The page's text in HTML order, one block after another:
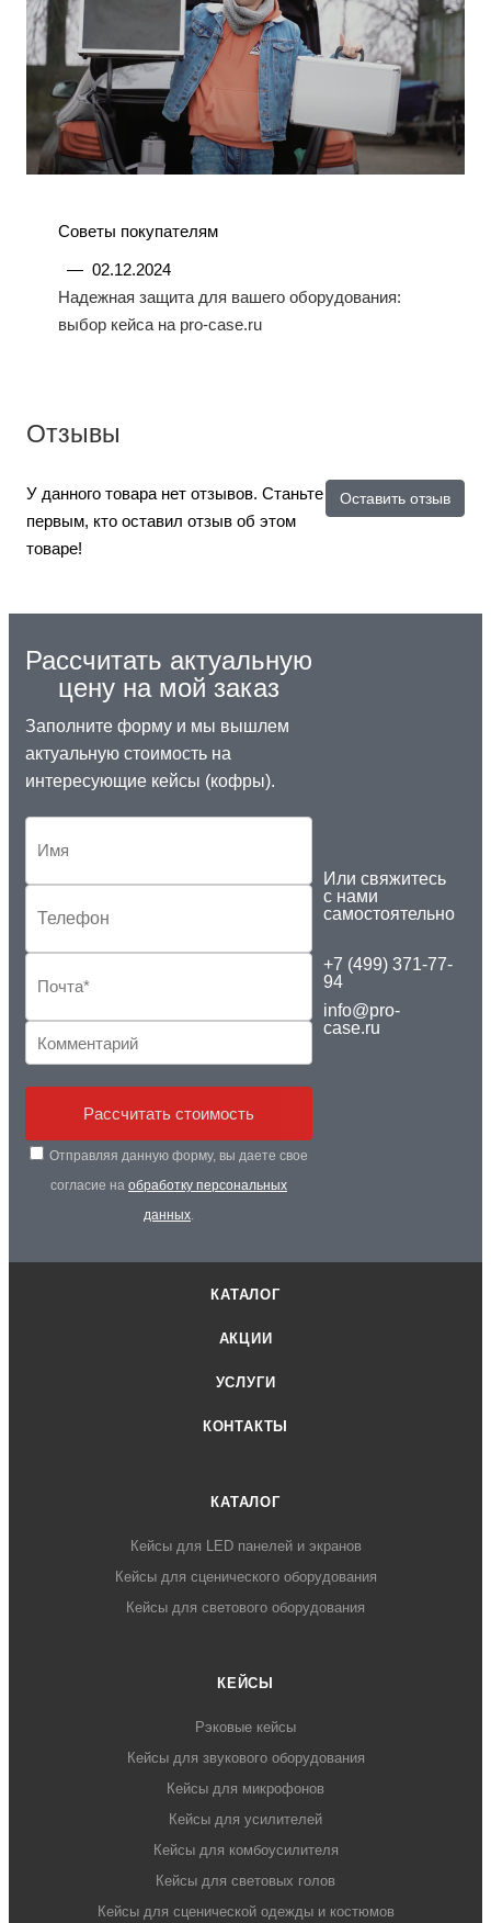
Советы покупателям
— 02.12.2024
Надежная защита для вашего оборудования:
выбор кейса на pro-case.ru
Отзывы
Оставить отзыв
У данного товара нет отзывов. Станьте
первым, кто оставил отзыв об этом
товаре!
Рассчитать актуальную
цену на мой заказ
Заполните форму и мы вышлем
актуальную стоимость на
интересующие кейсы (кофры).
Рассчитать стоимость
Отправляя данную форму, вы даете свое
согласие на обработку персональных
данных.
Или свяжитесь
с нами
самостоятельно
+7 (499) 371-77-
94
info@pro-
case.ru
КАТАЛОГ
АКЦИИ
УСЛУГИ
КОНТАКТЫ
КАТАЛОГ
Кейсы для LED панелей и экранов
Кейсы для сценического оборудования
Кейсы для светового оборудования
КЕЙСЫ
Рэковые кейсы
Кейсы для звукового оборудования
Кейсы для микрофонов
Кейсы для усилителей
Кейсы для комбоусилителя
Кейсы для световых голов
Кейсы для сценической одежды и костюмов